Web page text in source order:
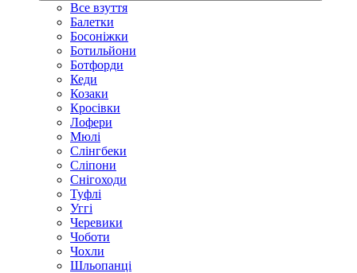
Все взуття
Балетки
Босоніжки
Ботильйони
Ботфорди
Кеди
Козаки
Кросівки
Лофери
Мюлі
Слінгбеки
Сліпони
Снігоходи
Туфлі
Уггі
Черевики
Чоботи
Чохли
Шльопанці